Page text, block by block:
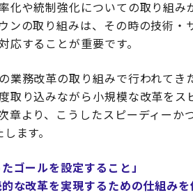
化や統制強化についての取り組
ンの取り組みは、その時の技術・
応することが重要です。
業務改革の取り組みで行われて
取り込みながら小規模な改革を
章より、こうしたスピーディーか
ます。
ゴールを設定すること」
な改革を実現するための仕組みを